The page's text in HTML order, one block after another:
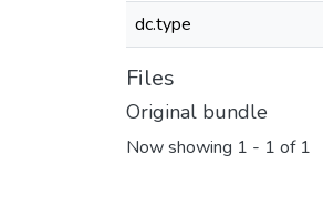
dc.type
Files
Original bundle
Now showing 1 - 1 of 1